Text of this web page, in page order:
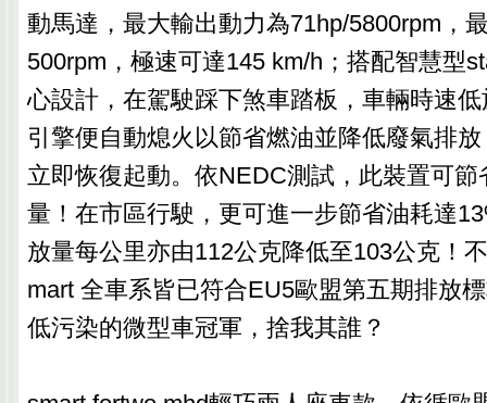
動馬達，最大輸出動力為71hp/5800rpm，
500rpm，極速可達145 km/h；搭配智慧型
心設計，在駕駛踩下煞車踏板，車輛時速
引擎便自動熄火以節省燃油並降低廢氣排
立即恢復起動。依NEDC測試，此裝置可節
量！在市區行駛，更可進一步節省油耗達
放量每公里亦由112公克降低至103公克！
mart 全車系皆已符合EU5歐盟第五期排放
低污染的微型車冠軍，捨我其誰？